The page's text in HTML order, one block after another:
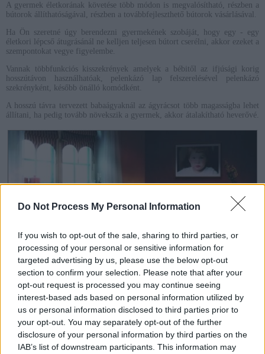
Do Not Process My Personal Information
If you wish to opt-out of the sale, sharing to third parties, or
processing of your personal or sensitive information for
targeted advertising by us, please use the below opt-out
section to confirm your selection. Please note that after your
opt-out request is processed you may continue seeing
interest-based ads based on personal information utilized by
us or personal information disclosed to third parties prior to
your opt-out. You may separately opt-out of the further
disclosure of your personal information by third parties on the
IAB’s list of downstream participants. This information may
A gyermek életkorának követése több módon is megvalósítható, részben a
bútorok állíthatóságával, részben a továbbfejleszthető bútorok vásárlásával.
Ha Ön szeretné úgy berendezni gyermekének szobáját, hogy egy - egy
életkori lépcső átugrásánál ne kelljen teljesen bútort cserélni, akkor ezeket a
szempontokat vegye figyelembe.
Vannak többfunkciós kisszekrények amelyek a bébitől az ifjúsági korig
hosszútávon használhatóak, pelenkázó lap felszerelésével pelenkázó
szekrényként, később önálló komódként.
A hosszú távra tervezett babaágyaknál az ágyrácsot több magasságba lehet
állítani, ha pedig tovább növekszik a gyermek, akkor átalakítható heverővé.
Praktikus kamaszbútor, ami a 4. képen még babaágyas együttes volt.
A szép babaszoba berendezése
Részemről ez a legkönnyebben megfogalmazgató választási szempont,
hiszen itt nem az én véleményem számít, hanem az, hogy Önnek mi az
elképzelése a berendezendő szoba hangulatával kapcsolatban.